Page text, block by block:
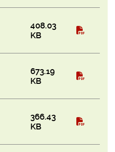
408.03
KB
673.19
KB
366.43
KB